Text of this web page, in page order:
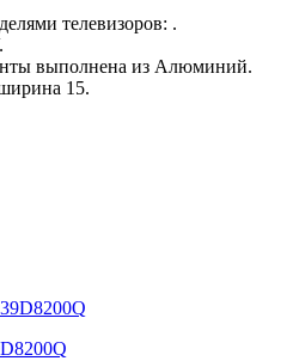
телевизоров: .
выполнена из Алюминий.
15.